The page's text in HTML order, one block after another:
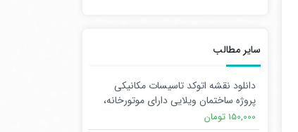
سایر مطالب
دانلود نقشه اتوکد تاسیسات مکانیکی
پروژه ساختمان ویلایی دارای موتورخانه،
استخر و جکوزی
150,000 تومان